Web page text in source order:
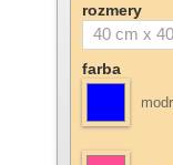
rozmery
farba